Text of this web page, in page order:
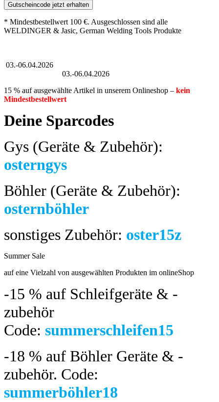
Gutscheincode jetzt erhalten
* Mindestbestellwert 100 €. Ausgeschlossen sind alle
WELDINGER & Jasic, German Welding Tools Produkte
03.-06.04.2026
03.-06.04.2026
15 % auf ausgewählte Artikel in unserem Onlineshop – kein
Mindestbestellwert
Deine Sparcodes
Gys (Geräte & Zubehör):
osterngys
Böhler (Geräte & Zubehör):
osternböhler
sonstiges Zubehör: oster15z
Summer Sale
auf eine Vielzahl von ausgewählten Produkten im onlineShop
-15 % auf Schleifgeräte & -
zubehör
Code: summerschleifen15
-18 % auf Böhler Geräte & -
zubehör. Code:
summerböhler18